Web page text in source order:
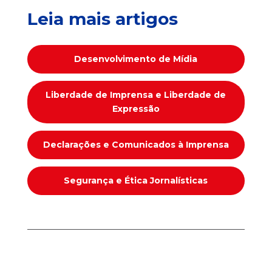
Leia mais artigos
Desenvolvimento de Mídia
Liberdade de Imprensa e Liberdade de
Expressão
Declarações e Comunicados à Imprensa
Segurança e Ética Jornalísticas